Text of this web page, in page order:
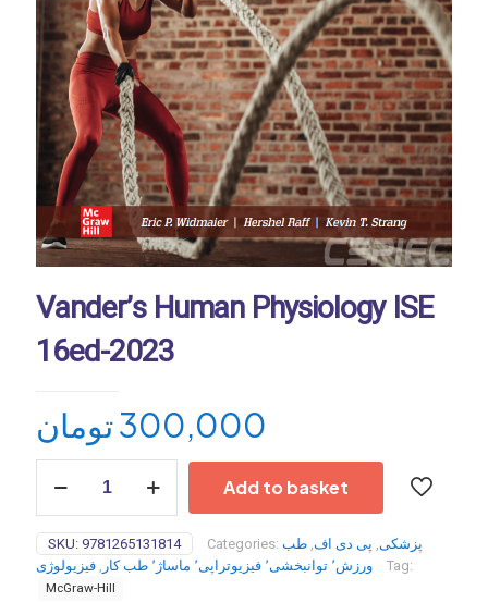
Vander’s Human Physiology ISE
16ed-2023
300,000تومان
Human
ISE
16ed-
2023
quantity
Add to basket
SKU: 9781265131814 Categories: پزشکی پی دی اف طب
ورزش٬ توانبخشی٬ فیزیوتراپی٬ ماساژ٬ طب کار
فیزیولوژی Tag:
McGraw-Hill